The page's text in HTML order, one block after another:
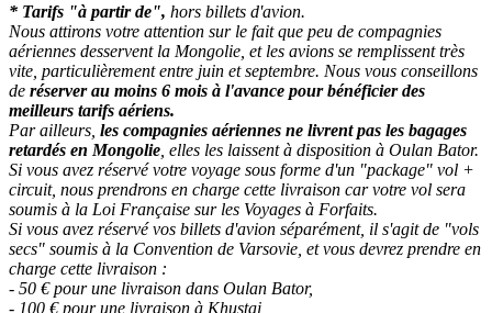
* Tarifs "à partir de", hors billets d'avion.
Nous attirons votre attention sur le fait que peu de compagnies
aériennes desservent la Mongolie, et les avions se remplissent très
vite, particulièrement entre juin et septembre. Nous vous conseillons
de réserver au moins 6 mois à l'avance pour bénéficier des
meilleurs tarifs aériens.
Par ailleurs, les compagnies aériennes ne livrent pas les bagages
retardés en Mongolie , elles les laissent à disposition à Oulan Bator.
Si vous avez réservé votre voyage sous forme d'un "package" vol +
circuit, nous prendrons en charge cette livraison car votre vol sera
soumis à la Loi Française sur les Voyages à Forfaits.
Si vous avez réservé vos billets d'avion séparément, il s'agit de "vols
secs" soumis à la Convention de Varsovie, et vous devrez prendre en
charge cette livraison :
- 50 € pour une livraison dans Oulan Bator,
- 100 € pour une livraison à Khustai